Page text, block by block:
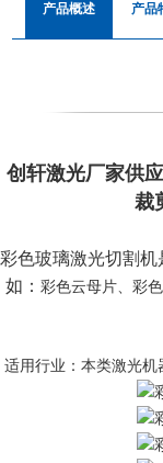
产品概述 产品
创轩激光厂家供
裁
彩色玻璃激光切割机
如： 彩色云母片、彩
适用行业：本类激光